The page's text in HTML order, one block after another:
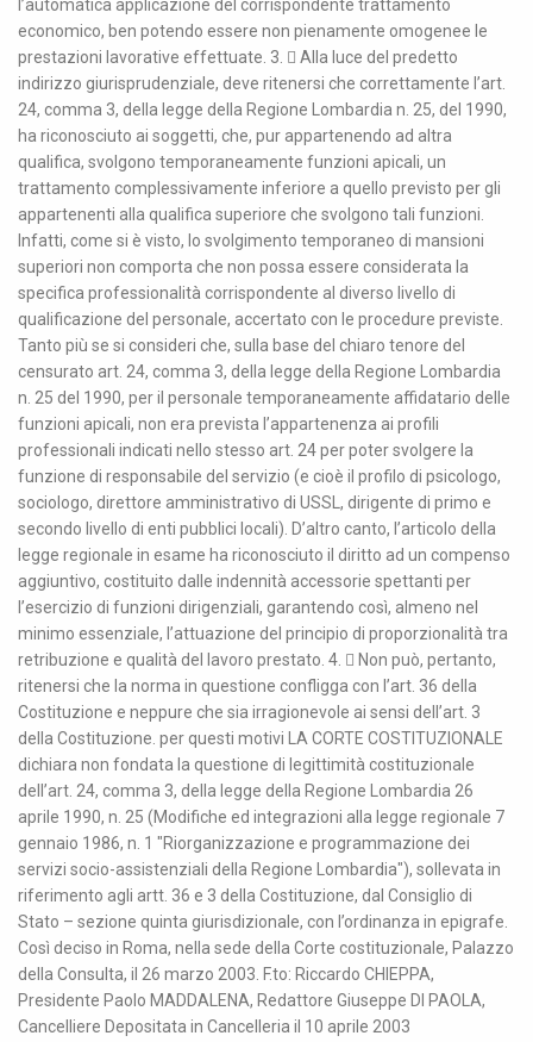
l’automatica applicazione del corrispondente trattamento
economico, ben potendo essere non pienamente omogenee le
prestazioni lavorative effettuate. 3.  Alla luce del predetto
indirizzo giurisprudenziale, deve ritenersi che correttamente l’art.
24, comma 3, della legge della Regione Lombardia n. 25, del 1990,
ha riconosciuto ai soggetti, che, pur appartenendo ad altra
qualifica, svolgono temporaneamente funzioni apicali, un
trattamento complessivamente inferiore a quello previsto per gli
appartenenti alla qualifica superiore che svolgono tali funzioni.
Infatti, come si è visto, lo svolgimento temporaneo di mansioni
superiori non comporta che non possa essere considerata la
specifica professionalità corrispondente al diverso livello di
qualificazione del personale, accertato con le procedure previste.
Tanto più se si consideri che, sulla base del chiaro tenore del
censurato art. 24, comma 3, della legge della Regione Lombardia
n. 25 del 1990, per il personale temporaneamente affidatario delle
funzioni apicali, non era prevista l’appartenenza ai profili
professionali indicati nello stesso art. 24 per poter svolgere la
funzione di responsabile del servizio (e cioè il profilo di psicologo,
sociologo, direttore amministrativo di USSL, dirigente di primo e
secondo livello di enti pubblici locali). D’altro canto, l’articolo della
legge regionale in esame ha riconosciuto il diritto ad un compenso
aggiuntivo, costituito dalle indennità accessorie spettanti per
l’esercizio di funzioni dirigenziali, garantendo così, almeno nel
minimo essenziale, l’attuazione del principio di proporzionalità tra
retribuzione e qualità del lavoro prestato. 4.  Non può, pertanto,
ritenersi che la norma in questione confligga con l’art. 36 della
Costituzione e neppure che sia irragionevole ai sensi dell’art. 3
della Costituzione. per questi motivi LA CORTE COSTITUZIONALE
dichiara non fondata la questione di legittimità costituzionale
dell’art. 24, comma 3, della legge della Regione Lombardia 26
aprile 1990, n. 25 (Modifiche ed integrazioni alla legge regionale 7
gennaio 1986, n. 1 "Riorganizzazione e programmazione dei
servizi socio-assistenziali della Regione Lombardia"), sollevata in
riferimento agli artt. 36 e 3 della Costituzione, dal Consiglio di
Stato – sezione quinta giurisdizionale, con l’ordinanza in epigrafe.
Così deciso in Roma, nella sede della Corte costituzionale, Palazzo
della Consulta, il 26 marzo 2003. F.to: Riccardo CHIEPPA,
Presidente Paolo MADDALENA, Redattore Giuseppe DI PAOLA,
Cancelliere Depositata in Cancelleria il 10 aprile 2003